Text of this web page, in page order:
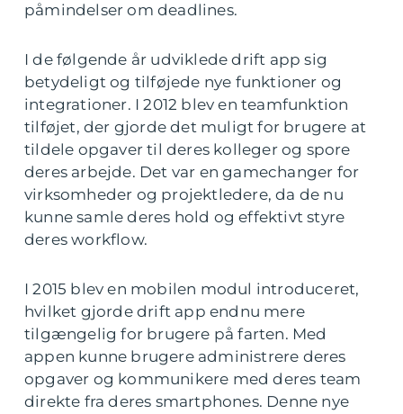
påmindelser om deadlines.
I de følgende år udviklede drift app sig
betydeligt og tilføjede nye funktioner og
integrationer. I 2012 blev en teamfunktion
tilføjet, der gjorde det muligt for brugere at
tildele opgaver til deres kolleger og spore
deres arbejde. Det var en gamechanger for
virksomheder og projektledere, da de nu
kunne samle deres hold og effektivt styre
deres workflow.
I 2015 blev en mobilen modul introduceret,
hvilket gjorde drift app endnu mere
tilgængelig for brugere på farten. Med
appen kunne brugere administrere deres
opgaver og kommunikere med deres team
direkte fra deres smartphones. Denne nye